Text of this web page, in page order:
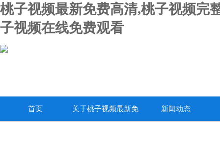
桃子视频最新免费高清,桃子视频完
子视频在线免费观看
首页 关于桃子视频最新免 新闻动态